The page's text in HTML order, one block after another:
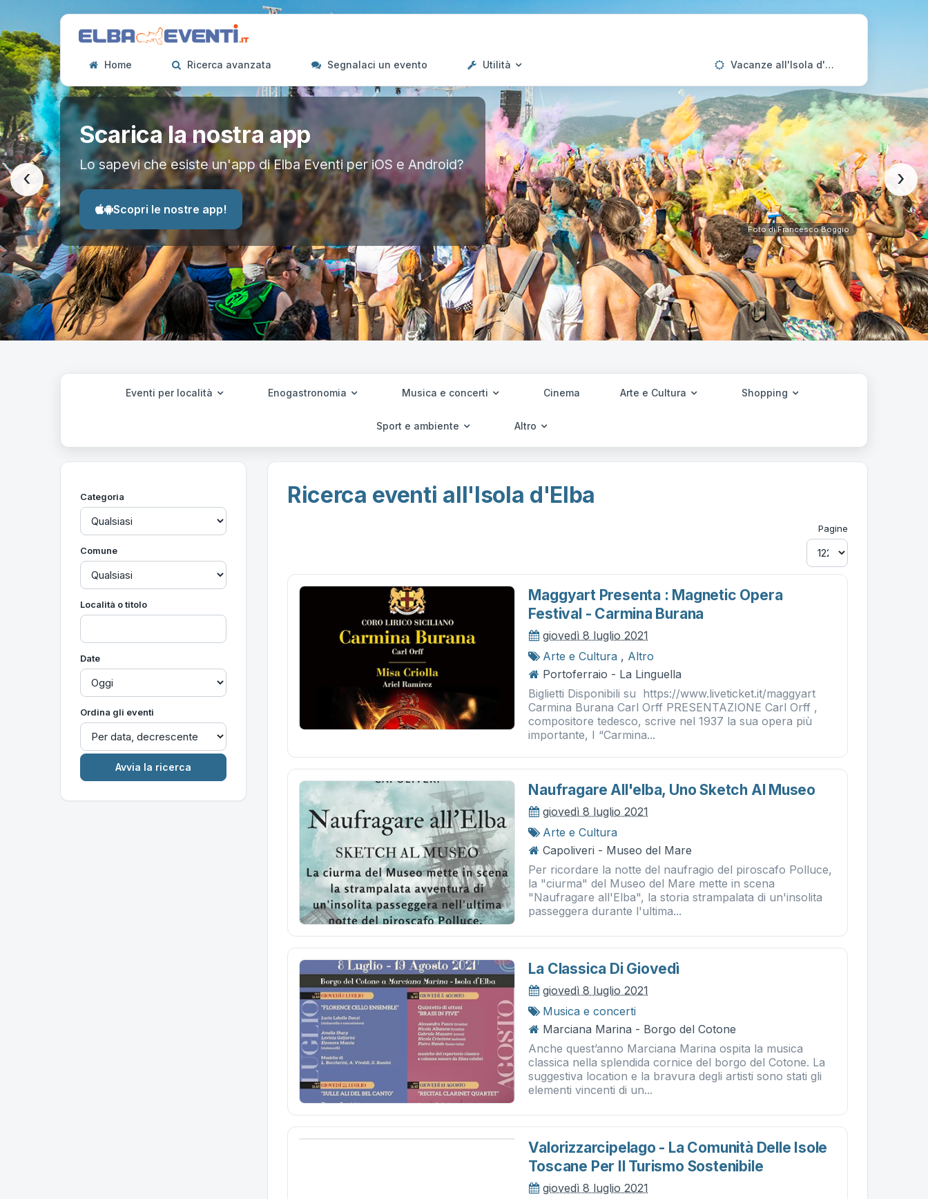
Home Ricerca avanzata Segnalaci un evento Utilità Vacanze all'Isola d'Elba
Scarica la nostra app
Lo sapevi che esiste un'app di Elba Eventi per iOS e Android?
Scopri le nostre app!
Foto di Francesco Boggio
‹ ›
Eventi per località Enogastronomia Musica e concerti Cinema Arte e Cultura Shopping
Sport e ambiente Altro
Categoria
Comune
Località o titolo
Date
Ordina gli eventi
Ricerca eventi all'Isola d'Elba
Pagine
Maggyart Presenta : Magnetic Opera
Festival - Carmina Burana
giovedì 8 luglio 2021
Arte e Cultura , Altro
Portoferraio - La Linguella
Biglietti Disponibili su https://www.liveticket.it/maggyart
Carmina Burana Carl Orff PRESENTAZIONE Carl Orff ,
compositore tedesco, scrive nel 1937 la sua opera più
importante, I “Carmina...
Naufragare All'elba, Uno Sketch Al Museo
giovedì 8 luglio 2021
Arte e Cultura
Capoliveri - Museo del Mare
Per ricordare la notte del naufragio del piroscafo Polluce,
la "ciurma" del Museo del Mare mette in scena
"Naufragare all'Elba", la storia strampalata di un'insolita
passeggera durante l'ultima...
La Classica Di Giovedì
giovedì 8 luglio 2021
Musica e concerti
Marciana Marina - Borgo del Cotone
Anche quest’anno Marciana Marina ospita la musica
classica nella splendida cornice del borgo del Cotone. La
suggestiva location e la bravura degli artisti sono stati gli
elementi vincenti di un...
Valorizzarcipelago - La Comunità Delle Isole
Toscane Per Il Turismo Sostenibile
giovedì 8 luglio 2021